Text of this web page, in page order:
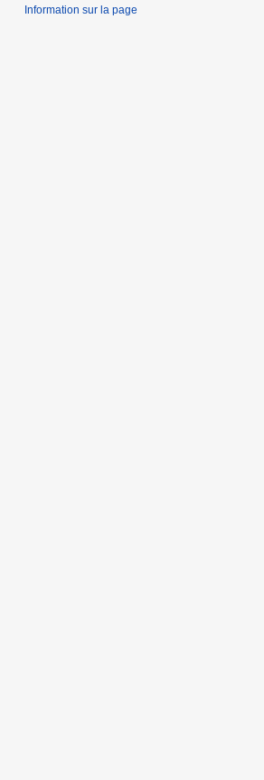
Information sur la page